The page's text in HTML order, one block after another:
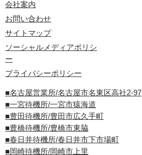
会社案内
お問い合わせ
サイトマップ
ソーシャルメディアポリシ
ー
プライバシーポリシー
■名古屋営業所/名古屋市名東区高社2-97
■一宮待機所/一宮市猿海道
■豊田待機所/豊田市広久手町
■豊橋待機所/豊橋市東脇
■春日井待機所/春日井市下市場町
■岡崎待機所/岡崎市上里